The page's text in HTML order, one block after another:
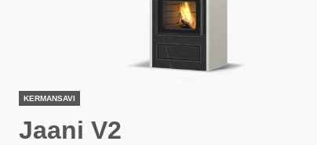
KERMANSAVI
Jaani V2